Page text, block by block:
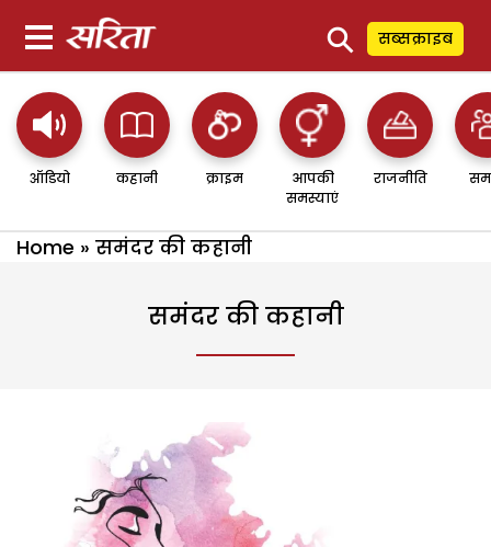
⚲ सब्सक्राइब
ऑडियो कहानी क्राइम
आपकी
समस्याएं
राजनीति
Home » समंदर की कहानी
समंदर की कहानी